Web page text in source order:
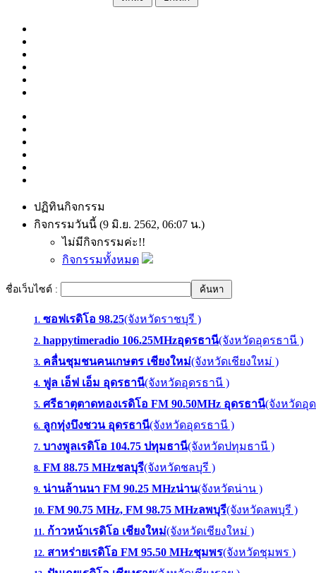
ปฏิทินกิจกรรม
กิจกรรมวันนี้ (9 มิ.ย. 2562, 06:07 น.)
ไม่มีกิจกรรมค่ะ!!
กิจกรรมทั้งหมด
ชื่อเว็บไซต์ :
1. ซอฟเรดิโอ 98.25(จังหวัดราชบุรี )
2. happytimeradio 106.25MHzอุดรธานี(จังหวัดอุดรธานี )
3. คลื่นชุมชนคนเกษตร เชียงใหม่(จังหวัดเชียงใหม่ )
4. ฟูล เอ็ฟ เอ็ม อุดรธานี(จังหวัดอุดรธานี )
5. ศรีธาตุตาดทองเรดิโอ FM 90.50MHz อุดรธานี(จังหวัดอุ
6. ลูกทุ่งบึงชวน อุดรธานี(จังหวัดอุดรธานี )
7. บางพูลเรดิโอ 104.75 ปทุมธานี(จังหวัดปทุมธานี )
8. FM 88.75 MHzชลบุรี(จังหวัดชลบุรี )
9. น่านล้านนา FM 90.25 MHzน่าน(จังหวัดน่าน )
10. FM 90.75 MHz, FM 98.75 MHzลพบุรี(จังหวัดลพบุรี )
11. ก้าวหน้าเรดิโอ เชียงใหม่(จังหวัดเชียงใหม่ )
12. สาหร่ายเรดิโอ FM 95.50 MHzชุมพร(จังหวัดชุมพร )